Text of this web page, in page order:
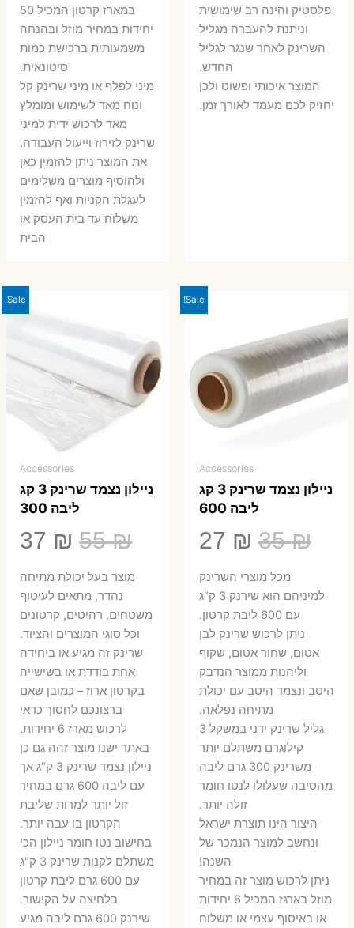
פלסטיק והינה רב שימושית
וניתנת להעברה מגליל
השרינק לאחר שנגר לגליל
החדש.
המוצר איכותי ופשוט ולכן
יחזיק לכם מעמד לאורך זמן.
במארז קרטון המכיל 50
יחידות במחיר מוזל ובהנחה
משמעותית ברכישת כמות
סיטונאית.
מיני לפלף או מיני שרינק קל
ונוח מאד לשימוש ומומלץ
מאד לרכוש ידית למיני
שרינק לזירוז וייעול העבודה.
את המוצר ניתן להזמין כאן
ולהוסיף מוצרים משלימים
לעגלת הקניות ואף להזמין
משלוח עד בית העסק או
הבית
Sale!
Accessories
ניילון נצמד שרינק 3 קג
ליבה 600
35₪
המחיר
המקורי
היה:
35 ₪.
27 ₪
הנוכחי
הוא:
מכל מוצרי השרינק
למיניהם הוא שירנק 3 ק"ג
עם 600 ליבת קרטון.
ניתן לרכוש שרינק לבן
אטום, שחור אטום, שקוף
וליהנות ממוצר הנדבק
היטב ונצמד היטב עם יכולת
מתיחה נפלאה.
גליל שרינק ידני במשקל 3
קילוגרם משתלם יותר
משרינק 300 גרם ליבה
מהסיבה שעלולו לנטו חומר
זולה יותר.
היצור הינו תוצרת ישראל
ונחשב למוצר הנמכר של
השנה!
ניתן לרכוש מוצר זה במחיר
מוזל בארגז המכיל 6 יחידות
או באיסוף עצמי או משלוח
Sale!
Accessories
ניילון נצמד שרינק 3 קג
ליבה 300
55₪
המחיר
המקורי
היה:
55 ₪.
37 ₪
₪.
מוצר בעל יכולת מתיחה
נהדר, מתאים לעיטוף
משטחים, רהיטים, קרטונים
וכל סוגי המוצרים והציוד.
שרינק זה מגיע או ביחידה
אחת בודדת או בשישייה
בקרטון ארוז – כמובן שאם
ברצונכם לחסוך כדאי
לרכוש מארז 6 יחידות.
באתר ישנו מוצר זהה גם כן
ניילון נצמד שרינק 3 ק"ג אך
עם ליבה 600 גרם במחיר
זול יותר למרות שליבת
הקרטון בו עבה יותר.
בחישוב נטו חומר ניילון הכי
משתלם לקנות שרינק 3 ק"ג
עם 600 גרם ליבת קרטון
בלחיצה על הקישור.
שירנק 600 גרם ליבה מגיע